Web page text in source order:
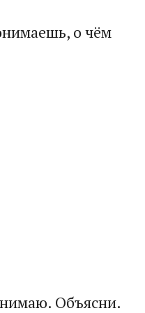
о чём
Объясни.